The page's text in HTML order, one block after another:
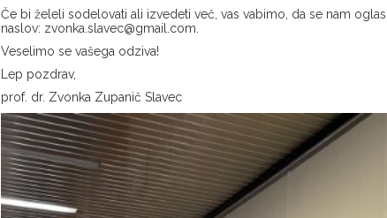
Če bi želeli sodelovati ali izvedeti več, vas vabimo, da se nam
naslov: zvonka.slavec@gmail.com
Veselimo se vašega odziva!
Lep pozdrav,
prof. dr. Zvonka Zupanič Slavec